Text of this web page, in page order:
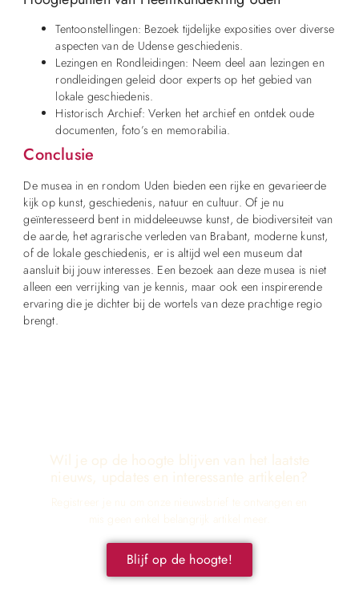
Tentoonstellingen: Bezoek tijdelijke exposities over diverse
aspecten van de Udense geschiedenis.
Lezingen en Rondleidingen: Neem deel aan lezingen en
rondleidingen geleid door experts op het gebied van
lokale geschiedenis.
Historisch Archief: Verken het archief en ontdek oude
documenten, foto’s en memorabilia.
Conclusie
De musea in en rondom Uden bieden een rijke en gevarieerde
kijk op kunst, geschiedenis, natuur en cultuur. Of je nu
geïnteresseerd bent in middeleeuwse kunst, de biodiversiteit van
de aarde, het agrarische verleden van Brabant, moderne kunst,
of de lokale geschiedenis, er is altijd wel een museum dat
aansluit bij jouw interesses. Een bezoek aan deze musea is niet
alleen een verrijking van je kennis, maar ook een inspirerende
ervaring die je dichter bij de wortels van deze prachtige regio
brengt.
Wil je op de hoogte blijven van het laatste
nieuws, updates en interessante artikelen?
Registreer je nu om onze nieuwsbrief te ontvangen en
mis geen enkel belangrijk artikel meer.
Blijf op de hoogte!